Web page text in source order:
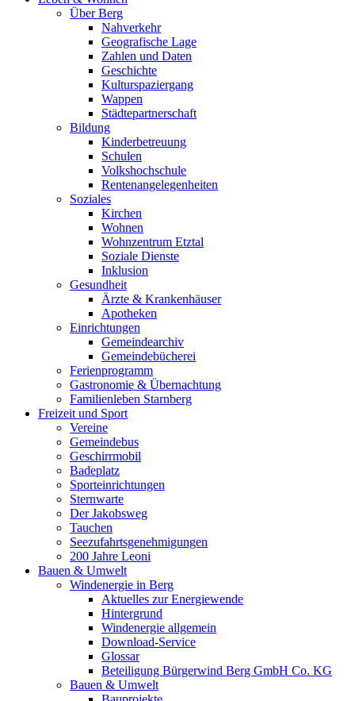
Über Berg
Nahverkehr
Geografische Lage
Zahlen und Daten
Geschichte
Kulturspaziergang
Wappen
Städtepartnerschaft
Bildung
Kinderbetreuung
Schulen
Volkshochschule
Rentenangelegenheiten
Soziales
Kirchen
Wohnen
Wohnzentrum Etztal
Soziale Dienste
Inklusion
Gesundheit
Ärzte & Krankenhäuser
Apotheken
Einrichtungen
Gemeindearchiv
Gemeindebücherei
Ferienprogramm
Gastronomie & Übernachtung
Familienleben Starnberg
Freizeit und Sport
Vereine
Gemeindebus
Geschirrmobil
Badeplatz
Sporteinrichtungen
Sternwarte
Der Jakobsweg
Tauchen
Seezufahrtsgenehmigungen
200 Jahre Leoni
Bauen & Umwelt
Windenergie in Berg
Aktuelles zur Energiewende
Hintergrund
Windenergie allgemein
Download-Service
Glossar
Beteiligung Bürgerwind Berg GmbH Co. KG
Bauen & Umwelt